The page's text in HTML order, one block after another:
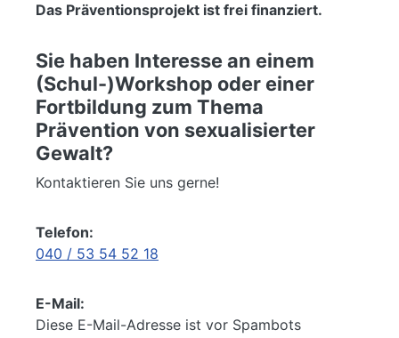
Das Präventionsprojekt ist frei finanziert.
Sie haben Interesse an einem
(Schul-)Workshop oder einer
Fortbildung zum Thema
Prävention von sexualisierter
Gewalt?
Kontaktieren Sie uns gerne!
Telefon:
040 / 53 54 52 18
E-Mail:
Diese E-Mail-Adresse ist vor Spambots